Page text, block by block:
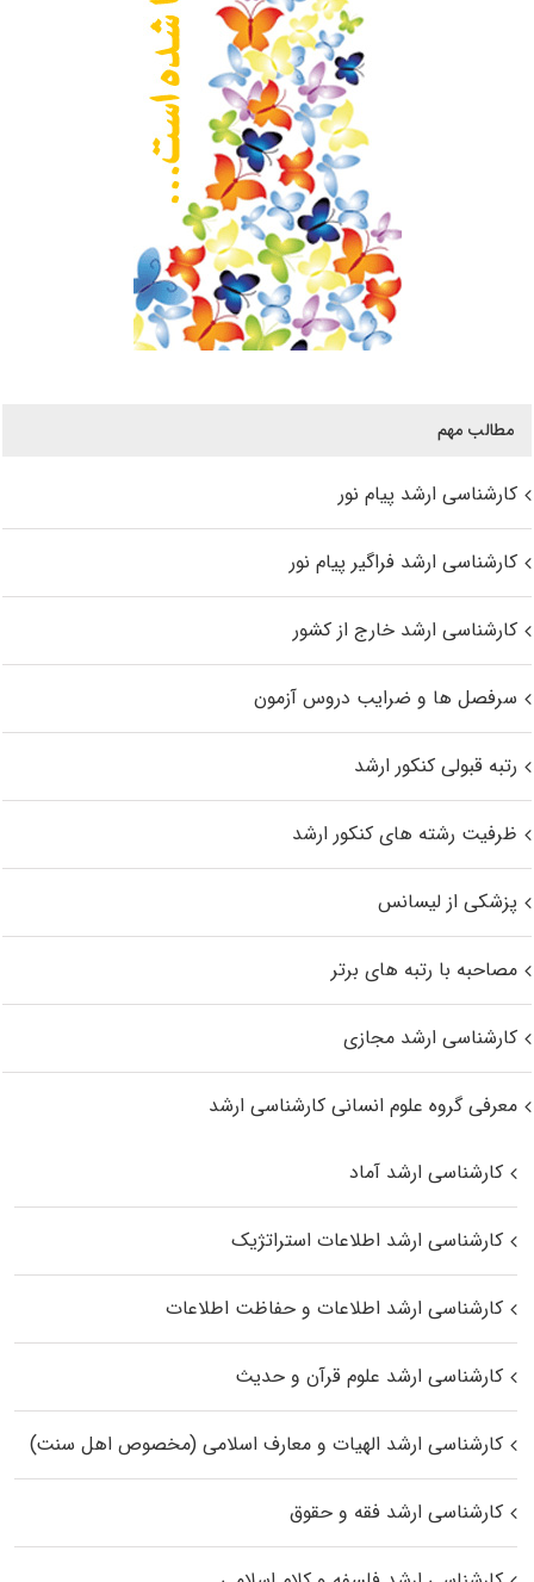
مطالب مهم
کارشناسی ارشد پیام نور
کارشناسی ارشد فراگیر پیام نور
کارشناسی ارشد خارج از کشور
سرفصل ها و ضرایب دروس آزمون
رتبه قبولی کنکور ارشد
ظرفیت رشته های کنکور ارشد
پزشکی از لیسانس
مصاحبه با رتبه های برتر
کارشناسی ارشد مجازی
معرفی گروه علوم انسانی کارشناسی ارشد
کارشناسی ارشد آماد
کارشناسی ارشد اطلاعات استراتژیک
کارشناسی ارشد اطلاعات و حفاظت اطلاعات
کارشناسی ارشد علوم قرآن و حدیث
کارشناسی ارشد الهیات و معارف اسلامی (مخصوص اهل سنت)
کارشناسی ارشد فقه و حقوق